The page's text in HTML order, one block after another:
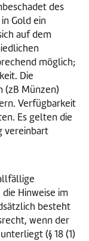
des
Gold ein
auf dem
möglich;
Die
(zB Münzen)
Verfügbarkeit
Es gelten die
vereinbart
Hinweise im
besteht
wenn der
(§ 18 (1)